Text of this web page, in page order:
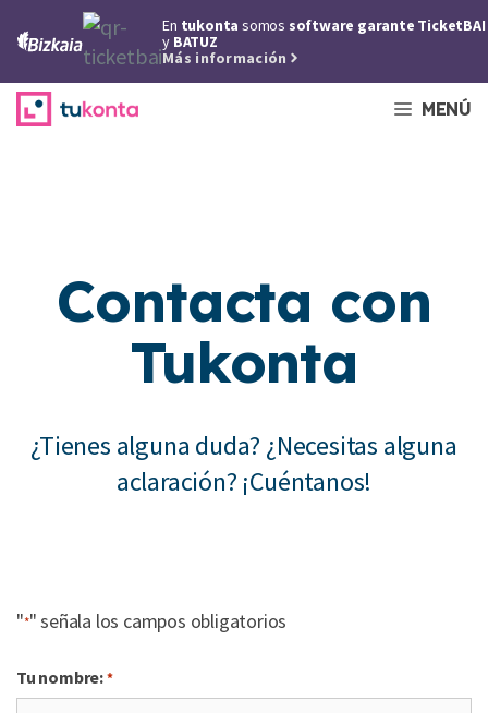
contenido
En tukonta somos software garante TicketBAI
y BATUZ
Más información
MENÚ
Contacta con
Tukonta
¿Tienes alguna duda? ¿Necesitas alguna
aclaración? ¡Cuéntanos!
"*" señala los campos obligatorios
Tu nombre:*